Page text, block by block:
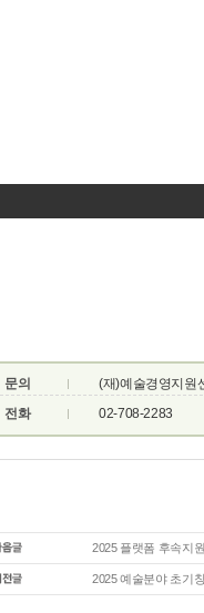
문의
(재)예술경영지원
전화
02-708-2283
2025 플랫폼 후속지
2025 예술분야 초기